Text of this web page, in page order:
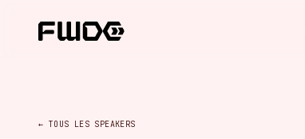
← TOUS LES SPEAKERS